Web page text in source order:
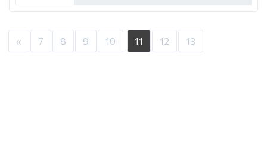
« 7 8 9 10 11 12 13